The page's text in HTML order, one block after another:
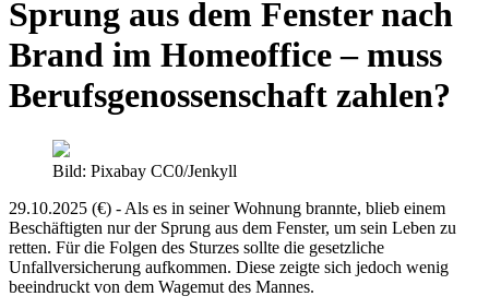
Sprung aus dem Fenster nach
Brand im Homeoffice – muss
Berufsgenossenschaft zahlen?
Bild: Pixabay CC0/Jenkyll
29.10.2025 (€) - Als es in seiner Wohnung brannte, blieb einem
Beschäftigten nur der Sprung aus dem Fenster, um sein Leben zu
retten. Für die Folgen des Sturzes sollte die gesetzliche
Unfallversicherung aufkommen. Diese zeigte sich jedoch wenig
beeindruckt von dem Wagemut des Mannes.